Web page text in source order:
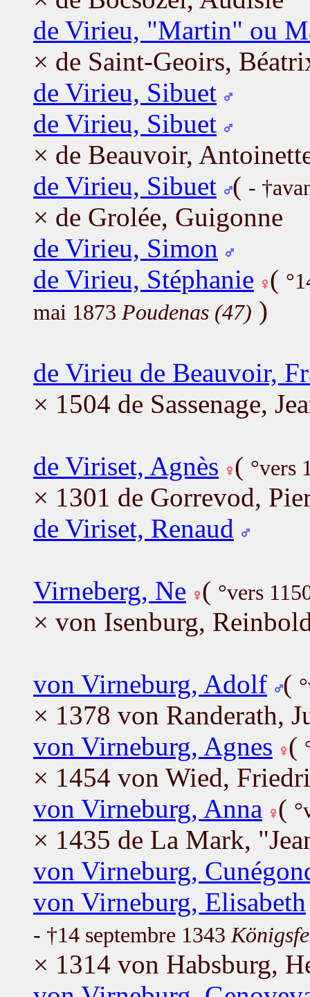
de Virieu, "Martin" ou
× de Saint-Geoirs,
de Virieu, Sibuet
de Virieu, Sibuet
× de Beauvoir,
de Virieu, Sibuet ( -
× de Grolée, Guigonne
de Virieu, Simon
de Virieu, Stéphanie (
mai 1873 Poudenas (47) )
de Virieu de Beauvoir,
× 1504 de Sassenage,
de Viriset, Agnès ( °vers
× 1301 de Gorrevod,
de Viriset, Renaud
Virneberg, Ne ( °vers
× von Isenburg,
von Virneburg, Adolf (
× 1378 von Randerath,
von Virneburg, Agnes (
× 1454 von Wied,
von Virneburg, Anna (
× 1435 de La Mark,
von Virneburg,
von Virneburg, Elisabeth
- †14 septembre 1343
× 1314 von Habsburg,